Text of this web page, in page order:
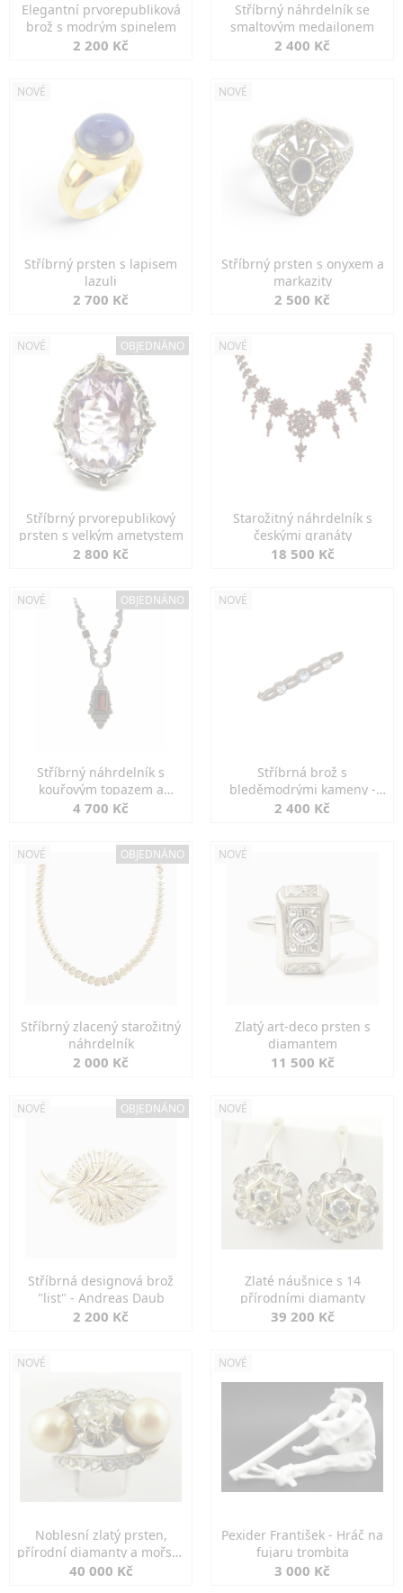
Elegantní prvorepubliková
brož s modrým spinelem
2 200 Kč
Stříbrný náhrdelník se
smaltovým medailonem
2 400 Kč
NOVÉ
Stříbrný prsten s lapisem
lazuli
2 700 Kč
NOVÉ
Stříbrný prsten s onyxem a
markazity
2 500 Kč
NOVÉ OBJEDNÁNO
Stříbrný prvorepublikový
prsten s velkým ametystem
2 800 Kč
NOVÉ
Starožitný náhrdelník s
českými granáty
18 500 Kč
NOVÉ OBJEDNÁNO
Stříbrný náhrdelník s
kouřovým topazem a
markazity
4 700 Kč
NOVÉ
Stříbrná brož s
bleděmodrými kameny -
jemná elegance
2 400 Kč
NOVÉ OBJEDNÁNO
Stříbrný zlacený starožitný
náhrdelník
2 000 Kč
NOVÉ
Zlatý art-deco prsten s
diamantem
11 500 Kč
NOVÉ OBJEDNÁNO
Stříbrná designová brož
"list" - Andreas Daub
2 200 Kč
NOVÉ
Zlaté náušnice s 14
přírodními diamanty
39 200 Kč
NOVÉ
Noblesní zlatý prsten,
přírodní diamanty a mořské
perly
40 000 Kč
NOVÉ
Pexider František - Hráč na
fujaru trombita
3 000 Kč